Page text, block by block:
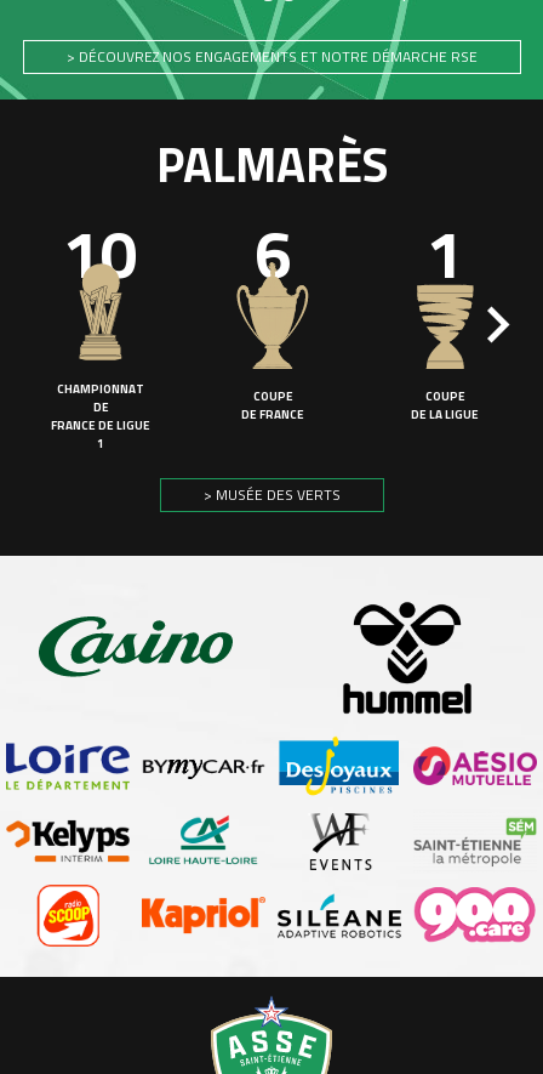
> DÉCOUVREZ NOS ENGAGEMENTS ET NOTRE DÉMARCHE RSE
PALMARÈS
10
CHAMPIONNAT
DE
FRANCE DE LIGUE
1
6
COUPE
DE FRANCE
1
COUPE
DE LA LIGUE
> MUSÉE DES VERTS